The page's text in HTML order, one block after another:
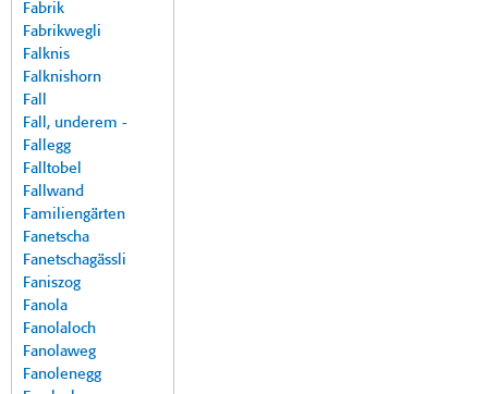
Fabrik
Fabrikwegli
Falknis
Falknishorn
Fall
Fall, underem -
Fallegg
Falltobel
Fallwand
Familiengärten
Fanetscha
Fanetschagässli
Faniszog
Fanola
Fanolaloch
Fanolaweg
Fanolenegg